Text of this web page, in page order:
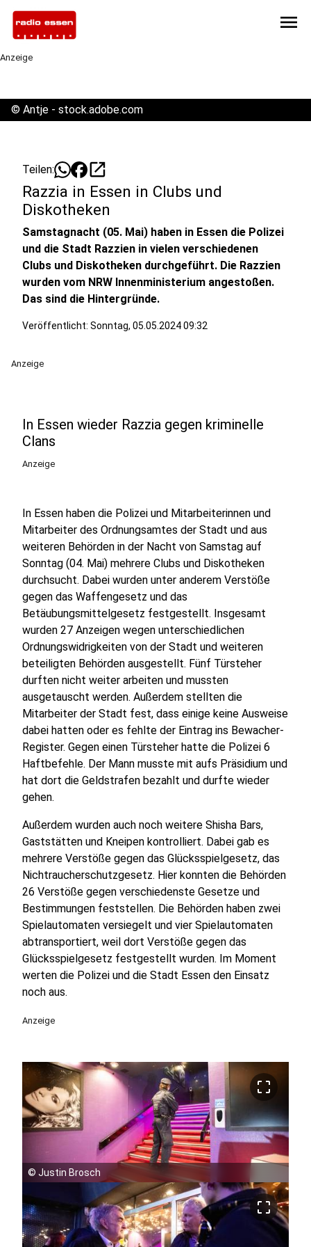
menu
Anzeige
© Antje - stock.adobe.com
Teilen: open_in_new
Razzia in Essen in Clubs und
Diskotheken
Samstagnacht (05. Mai) haben in Essen die Polizei
und die Stadt Razzien in vielen verschiedenen
Clubs und Diskotheken durchgeführt. Die Razzien
wurden vom NRW Innenministerium angestoßen.
Das sind die Hintergründe.
Veröffentlicht: Sonntag, 05.05.2024 09:32
Anzeige
In Essen wieder Razzia gegen kriminelle
Clans
Anzeige
In Essen haben die Polizei und Mitarbeiterinnen und
Mitarbeiter des Ordnungsamtes der Stadt und aus
weiteren Behörden in der Nacht von Samstag auf
Sonntag (04. Mai) mehrere Clubs und Diskotheken
durchsucht. Dabei wurden unter anderem Verstöße
gegen das Waffengesetz und das
Betäubungsmittelgesetz festgestellt. Insgesamt
wurden 27 Anzeigen wegen unterschiedlichen
Ordnungswidrigkeiten von der Stadt und weiteren
beteiligten Behörden ausgestellt. Fünf Türsteher
durften nicht weiter arbeiten und mussten
ausgetauscht werden. Außerdem stellten die
Mitarbeiter der Stadt fest, dass einige keine Ausweise
dabei hatten oder es fehlte der Eintrag ins Bewacher-
Register. Gegen einen Türsteher hatte die Polizei 6
Haftbefehle. Der Mann musste mit aufs Präsidium und
hat dort die Geldstrafen bezahlt und durfte wieder
gehen.
Außerdem wurden auch noch weitere Shisha Bars,
Gaststätten und Kneipen kontrolliert. Dabei gab es
mehrere Verstöße gegen das Glücksspielgesetz, das
Nichtraucherschutzgesetz. Hier konnten die Behörden
26 Verstöße gegen verschiedenste Gesetze und
Bestimmungen feststellen. Die Behörden haben zwei
Spielautomaten versiegelt und vier Spielautomaten
abtransportiert, weil dort Verstöße gegen das
Glücksspielgesetz festgestellt wurden. Im Moment
werten die Polizei und die Stadt Essen den Einsatz
noch aus.
Anzeige
crop_free
© Justin Brosch
crop_free